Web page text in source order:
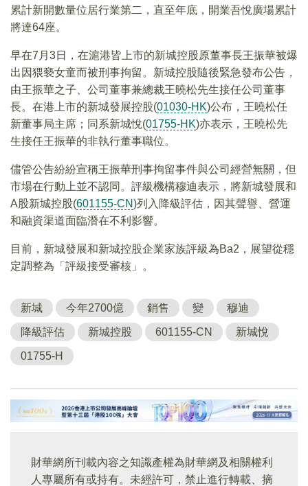
累計新開數量位居行業第二，直至年底，開業吾悅廣場累計
將達64座。
早在7月3日，在滬港皆上市的新城控股原董事長王振華被爆
出因猥褻女童而被刑事拘留。新城控股隨後緊急發布公告，
由王振華之子、公司董事兼總裁王曉松先生接任公司董事
長。在港上市的新城發展控股(01030-HK)公布，王曉松任
新董事局主席；同系新城悅(01755-HK)亦表示，王曉松先
生接任王振華的非執行董事職位。
儘管公告紛紛宣稱王振華刑事拘留事件與公司經營無關，但
市場在行動上並不認同。評級機構穆迪表示，將新城發展和
A股新城控股(601155-CN)列入降級評估，因其聲譽、營運
和融資渠道面臨潛在不利影響。
目前，新城發展和新城控股企業家族評級為Ba2，展望從穩
定調整為「評級接受審核」。
新城 今年2700億 銷售 變 穆迪
降級評估 新城控股 601155-CN 新城悅
01755-H
財華網所刊載內容之知識產權為財華網及相關權利
人專屬所有或持有。未經許可，禁止進行轉載、摘